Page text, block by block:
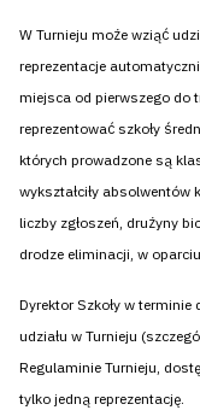
W Turnieju może wziąć
reprezentacje
miejsca od pierwszego do
reprezentować szkoły
których prowadzone są
wykształciły
liczby zgłoszeń, drużyny
drodze eliminacji, w
Dyrektor Szkoły w terminie
udziału w Turnieju
Regulaminie Turnieju,
tylko jedną reprezentację.